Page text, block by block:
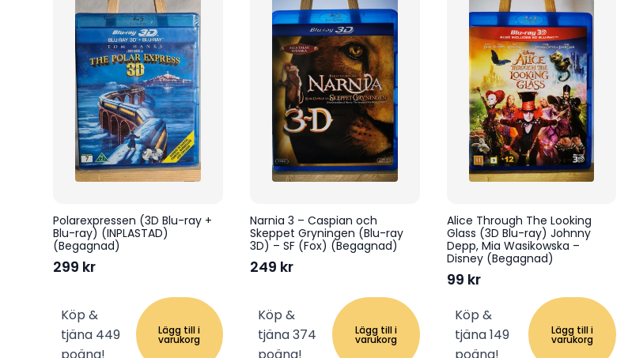
Polarexpressen (3D Blu-ray +
Blu-ray) (INPLASTAD)
(Begagnad)
299 kr
Köp &
tjäna 449
Lägg till i
varukorg
Narnia 3 – Caspian och
Skeppet Gryningen (Blu-ray
3D) – SF (Fox) (Begagnad)
249 kr
Köp &
tjäna 374
Lägg till i
varukorg
Alice Through The Looking
Glass (3D Blu-ray) Johnny
Depp, Mia Wasikowska –
Disney (Begagnad)
99 kr
Köp &
tjäna 149
Lägg till i
varukorg